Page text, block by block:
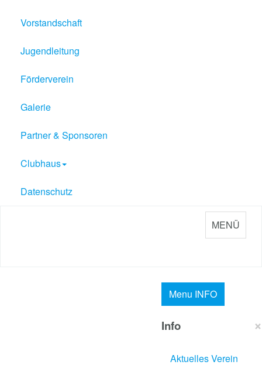
Vorstandschaft
Jugendleitung
Förderverein
Galerie
Partner & Sponsoren
Clubhaus
Datenschutz
MENÜ
Menu INFO
×
Info
Aktuelles Verein